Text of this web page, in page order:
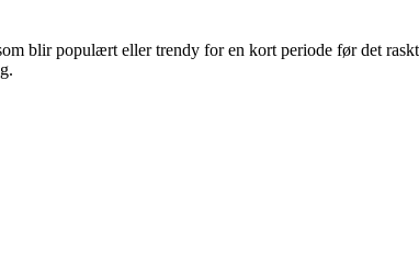
blir populært eller trendy for en kort periode før det